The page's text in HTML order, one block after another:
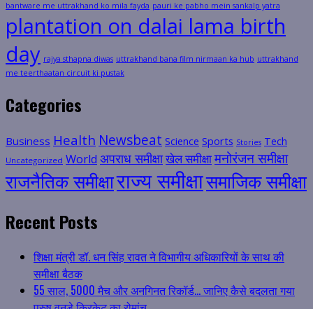
bantware me uttrakhand ko mila fayda pauri ke pabho mein sankalp yatra
plantation on dalai lama birth
day rajya sthapna diwas uttrakhand bana film nirmaan ka hub uttrakhand
me teerthaatan circuit ki pustak
Categories
Business Health Newsbeat Science Sports Stories Tech
Uncategorized World अपराध समीक्षाखेल समीक्षामनोरंजन समीक्षा
राजनैतिक समीक्षाराज्य समीक्षासमाजिक समीक्षा
Recent Posts
शिक्षा मंत्री डॉ. धन सिंह रावत ने विभागीय अधिकारियों के साथ की
समीक्षा बैठक
55 साल, 5000 मैच और अनगिनत रिकॉर्ड… जानिए कैसे बदलता गया